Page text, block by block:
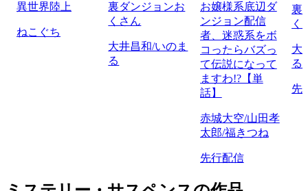
異世界陸上
ねこぐち
裏ダンジョンお
くさん
大井昌和/いのま
る
お嬢様系底辺ダ
ンジョン配信
者、迷惑系をボ
コったらバズっ
て伝説になって
ますわ!?【単
話】
赤城大空/山田孝
太郎/福きつね
先行配信
裏
く
大
る
先